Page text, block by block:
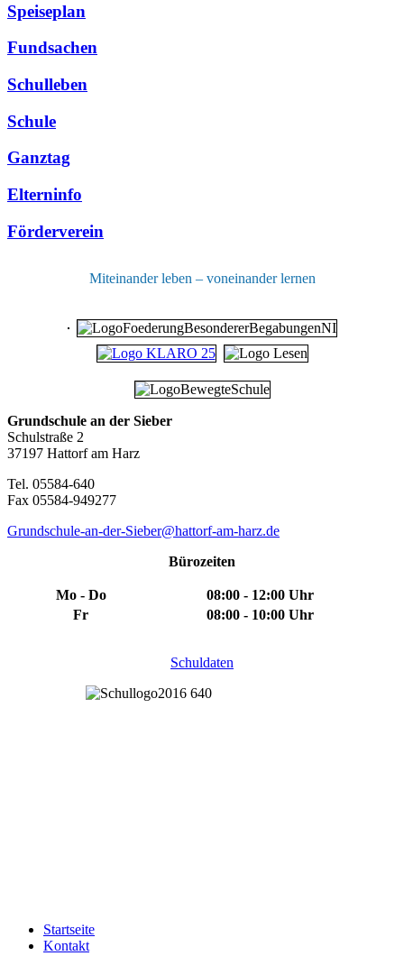
Speiseplan
Fundsachen
Schulleben
Schule
Ganztag
Elterninfo
Förderverein
Miteinander leben – voneinander lernen
Grundschule an der Sieber
Schulstraße 2
37197 Hattorf am Harz
Tel. 05584-640
Fax 05584-949277
Grundschule-an-der-Sieber@hattorf-am-harz.de
Bürozeiten
Mo - Do
08:00 - 12:00 Uhr
Fr
08:00 - 10:00 Uhr
Schuldaten
Startseite
Kontakt